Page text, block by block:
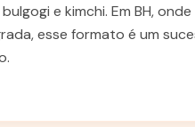
e kimchi. Em BH, onde
esse formato é um